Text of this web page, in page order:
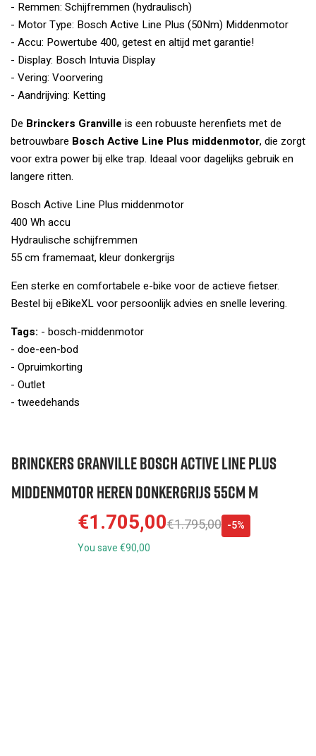
- Remmen: Schijfremmen (hydraulisch)
- Motor Type: Bosch Active Line Plus (50Nm) Middenmotor
- Accu: Powertube 400, getest en altijd met garantie!
- Display: Bosch Intuvia Display
- Vering: Voorvering
- Aandrijving: Ketting
De Brinckers Granville is een robuuste herenfiets met de
betrouwbare Bosch Active Line Plus middenmotor, die zorgt
voor extra power bij elke trap. Ideaal voor dagelijks gebruik en
langere ritten.
Bosch Active Line Plus middenmotor
400 Wh accu
Hydraulische schijfremmen
55 cm framemaat, kleur donkergrijs
Een sterke en comfortabele e-bike voor de actieve fietser.
Bestel bij eBikeXL voor persoonlijk advies en snelle levering.
Tags: - bosch-middenmotor
- doe-een-bod
- Opruimkorting
- Outlet
- tweedehands
Brinckers Granville Bosch Active Line Plus
Middenmotor Heren Donkergrijs 55cm M
€1.705,00€1.795,00 -5%
You save €90,00